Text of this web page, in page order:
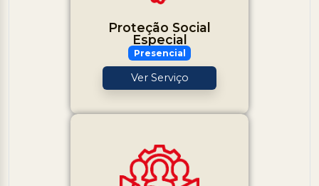
Proteção Social
Especial
Presencial
Ver Serviço